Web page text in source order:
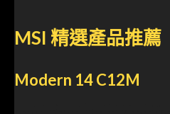
MSI 精選產品推薦
Modern 14 C12M